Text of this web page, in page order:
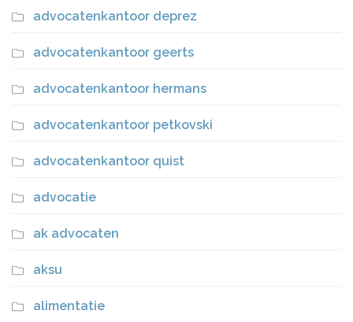
advocatenkantoor deprez
advocatenkantoor geerts
advocatenkantoor hermans
advocatenkantoor petkovski
advocatenkantoor quist
advocatie
ak advocaten
aksu
alimentatie